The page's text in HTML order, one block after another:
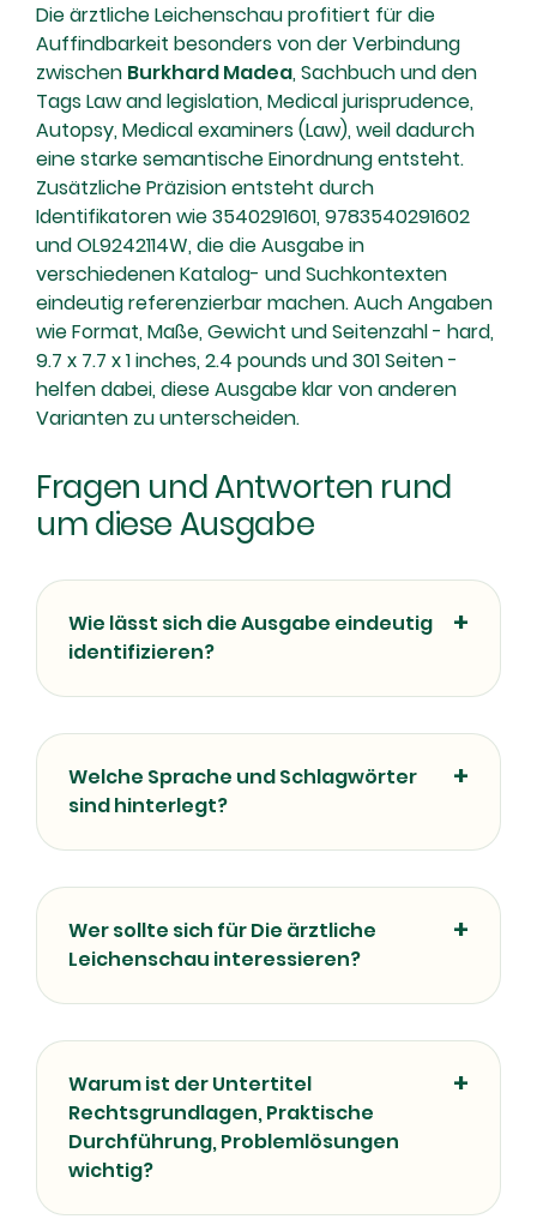
Die ärztliche Leichenschau profitiert für die
Auffindbarkeit besonders von der Verbindung
zwischen Burkhard Madea, Sachbuch und den
Tags Law and legislation, Medical jurisprudence,
Autopsy, Medical examiners (Law), weil dadurch
eine starke semantische Einordnung entsteht.
Zusätzliche Präzision entsteht durch
Identifikatoren wie 3540291601, 9783540291602
und OL9242114W, die die Ausgabe in
verschiedenen Katalog- und Suchkontexten
eindeutig referenzierbar machen. Auch Angaben
wie Format, Maße, Gewicht und Seitenzahl - hard,
9.7 x 7.7 x 1 inches, 2.4 pounds und 301 Seiten -
helfen dabei, diese Ausgabe klar von anderen
Varianten zu unterscheiden.
Fragen und Antworten rund
um diese Ausgabe
Wie lässt sich die Ausgabe eindeutig
identifizieren?
Welche Sprache und Schlagwörter
sind hinterlegt?
Wer sollte sich für Die ärztliche
Leichenschau interessieren?
Warum ist der Untertitel
Rechtsgrundlagen, Praktische
Durchführung, Problemlösungen
wichtig?